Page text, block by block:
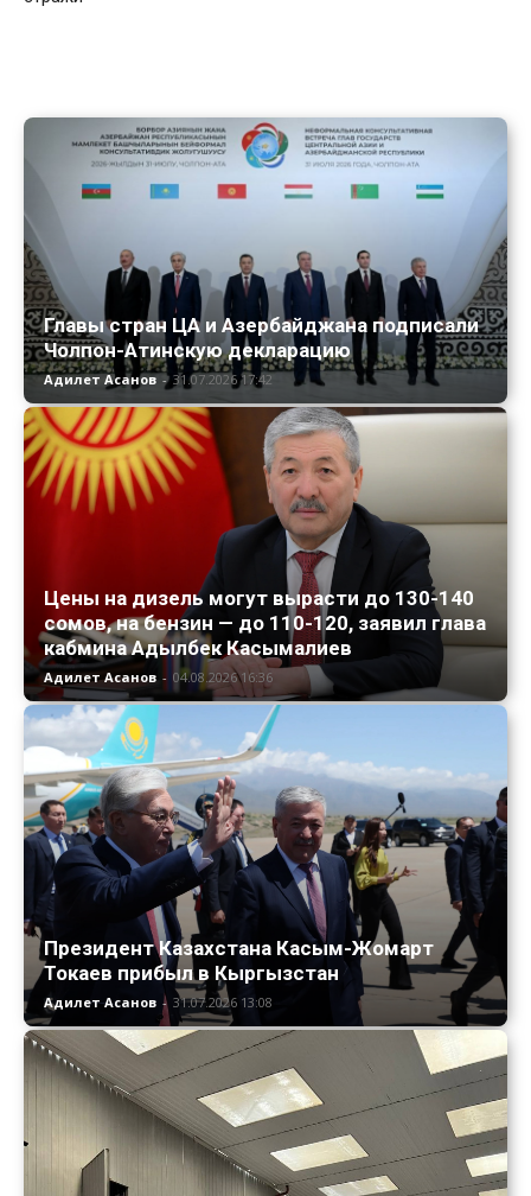
Главы стран ЦА и Азербайджана подписали
Чолпон-Атинскую декларацию
Адилет Асанов - 31.07.2026 17:42
Цены на дизель могут вырасти до 130-140
сомов, на бензин — до 110-120, заявил глава
кабмина Адылбек Касымалиев
Адилет Асанов - 04.08.2026 16:36
Президент Казахстана Касым-Жомарт
Токаев прибыл в Кыргызстан
Адилет Асанов - 31.07.2026 13:08